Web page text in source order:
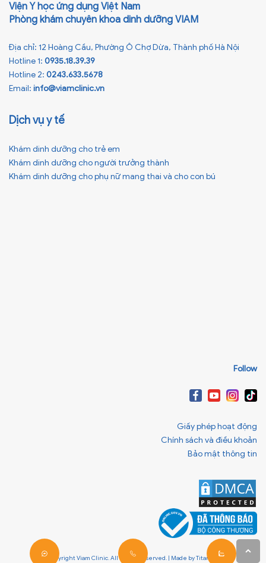
Viện Y học ứng dụng Việt Nam
Phòng khám chuyên khoa dinh dưỡng VIAM
Địa chỉ: 12 Hoàng Cầu, Phường Ô Chợ Dừa, Thành phố Hà Nội
Hotline 1: 0935.18.39.39
Hotline 2: 0243.633.5678
Email: info@viamclinic.vn
Dịch vụ y tế
Khám dinh dưỡng cho trẻ em
Khám dinh dưỡng cho người trưởng thành
Khám dinh dưỡng cho phụ nữ mang thai và cho con bú
Follow
Giấy phép hoạt động
Chính sách và điều khoản
Bảo mật thông tin
© Copyright Viam Clinic. All Rights Reserved. | Made byTitanweb